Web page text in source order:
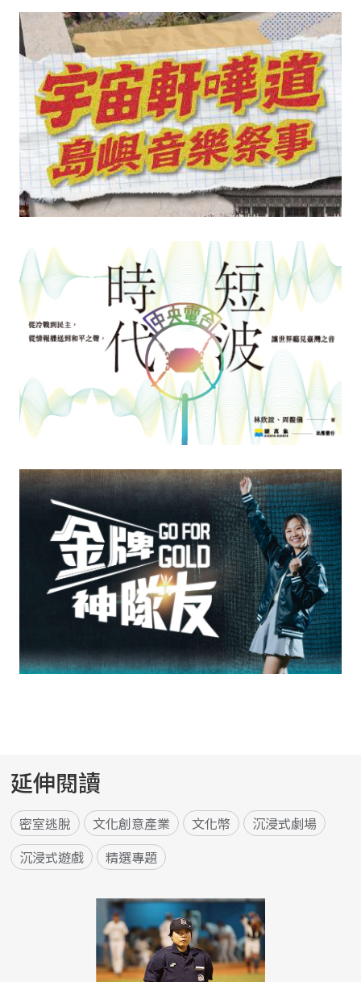
延伸閱讀
密室逃脫 文化創意產業 文化幣
沉浸式劇場
沉浸式遊戲
精選專題